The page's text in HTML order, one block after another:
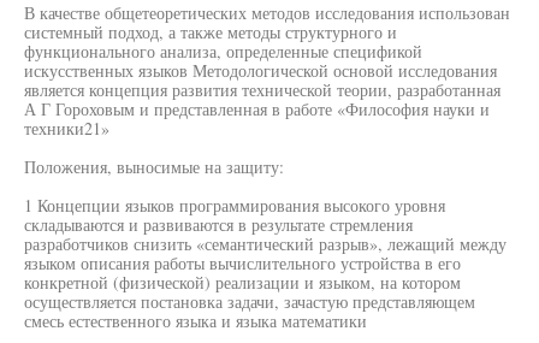
В качестве общетеоретических методов исследования использован
системный подход, а также методы структурного и
функционального анализа, определенные спецификой
искусственных языков Методологической основой исследования
является концепция развития технической теории, разработанная
А Г Гороховым и представленная в работе «Философия науки и
техники21»
Положения, выносимые на защиту:
1 Концепции языков программирования высокого уровня
складываются и развиваются в результате стремления
разработчиков снизить «семантический разрыв», лежащий между
языком описания работы вычислительного устройства в его
конкретной (физической) реализации и языком, на котором
осуществляется постановка задачи, зачастую представляющем
смесь естественного языка и языка математики